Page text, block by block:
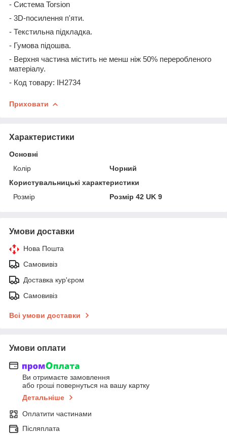
- Система Torsion
- 3D-посилення п'яти.
- Текстильна підкладка.
- Гумова підошва.
- Верхня частина містить не менш ніж 50% переробленого
матеріалу.
- Код товару: IH2734
Приховати
Характеристики
Основні
Колір
Чорний
Користувальницькі характеристики
Розмір
Розмір 42 UK 9
Умови доставки
Нова Пошта
Самовивіз
Доставка кур'єром
Самовивіз
Всі умови доставки
Умови оплати
Ви отримаєте замовлення
або гроші повернуться на вашу картку
Детальніше
Оплатити частинами
Післяплата